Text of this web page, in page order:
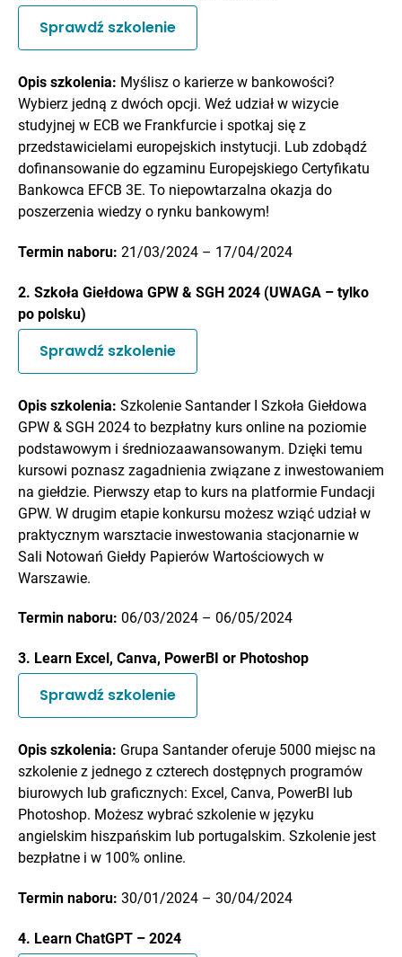
Sprawdź szkolenie
Opis szkolenia: Myślisz o karierze w bankowości?
Wybierz jedną z dwóch opcji. Weź udział w wizycie
studyjnej w ECB we Frankfurcie i spotkaj się z
przedstawicielami europejskich instytucji. Lub zdobądź
dofinansowanie do egzaminu Europejskiego Certyfikatu
Bankowca EFCB 3E. To niepowtarzalna okazja do
poszerzenia wiedzy o rynku bankowym!
Termin naboru: 21/03/2024 – 17/04/2024
2. Szkoła Giełdowa GPW & SGH 2024 (UWAGA – tylko
po polsku)
Sprawdź szkolenie
Opis szkolenia: Szkolenie Santander I Szkoła Giełdowa
GPW & SGH 2024 to bezpłatny kurs online na poziomie
podstawowym i średniozaawansowanym. Dzięki temu
kursowi poznasz zagadnienia związane z inwestowaniem
na giełdzie. Pierwszy etap to kurs na platformie Fundacji
GPW. W drugim etapie konkursu możesz wziąć udział w
praktycznym warsztacie inwestowania stacjonarnie w
Sali Notowań Giełdy Papierów Wartościowych w
Warszawie.
Termin naboru: 06/03/2024 – 06/05/2024
3. Learn Excel, Canva, PowerBI or Photoshop
Sprawdź szkolenie
Opis szkolenia: Grupa Santander oferuje 5000 miejsc na
szkolenie z jednego z czterech dostępnych programów
biurowych lub graficznych: Excel, Canva, PowerBI lub
Photoshop. Możesz wybrać szkolenie w języku
angielskim hiszpańskim lub portugalskim. Szkolenie jest
bezpłatne i w 100% online.
Termin naboru: 30/01/2024 – 30/04/2024
4. Learn ChatGPT – 2024